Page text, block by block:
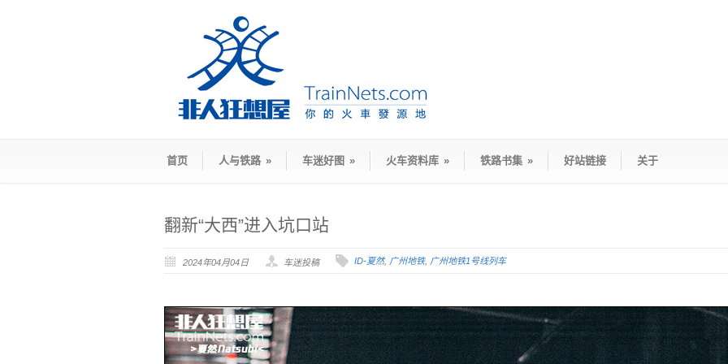
首页 人与铁路 » 车迷好图 » 火车资料库 » 铁路书集 » 好站链接 关于
翻新“大西”进入坑口站
2024年04月04日 车迷投稿 ID-夏然, 广州地铁, 广州地铁1号线列车